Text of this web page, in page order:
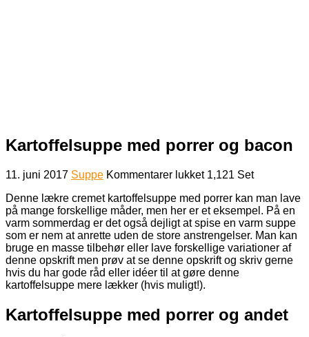
Kartoffelsuppe med porrer og bacon
11. juni 2017 Suppe Kommentarer lukkettil
med
porrer
og
bacon
1,121 Set
Denne lækre cremet kartoffelsuppe med porrer kan man lave
på mange forskellige måder, men her er et eksempel. På en
varm sommerdag er det også dejligt at spise en varm suppe
som er nem at anrette uden de store anstrengelser. Man kan
bruge en masse tilbehør eller lave forskellige variationer af
denne opskrift men prøv at se denne opskrift og skriv gerne
hvis du har gode råd eller idéer til at gøre denne
kartoffelsuppe mere lækker (hvis muligt!).
Kartoffelsuppe med porrer og andet